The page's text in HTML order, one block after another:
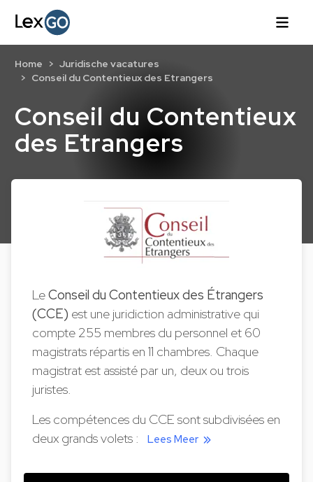
Conseil du Contentieux
des Etrangers
Home
Juridische vacatures
Conseil du Contentieux des Etrangers
LeConseil du Contentieux des Étrangers
(CCE) est une juridiction administrative qui
compte 255 membres du personnel et 60
magistrats répartis en 11 chambres. Chaque
magistrat est assisté par un, deux ou trois
juristes.
Les compétences du CCE sont subdivisées en
deux grands volets :Lees Meer